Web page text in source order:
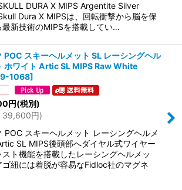
DURA X MIPS Argentite Silver
Dura X MIPSは、回転衝撃から脳を保
最新技術のMIPSを搭載してい…
POC スキーヘルメット SL レーシングヘル
ホワイト Artic SL MIPS Raw White
1068]
円(税別)
39,600円)
POC スキーヘルメット レーシングヘルメ
SL MIPS後頭部へダイヤル式ワイヤー
スト機能を搭載したレーシングヘルメッ
ゴ紐には着脱が容易なFidloc社のマグネ